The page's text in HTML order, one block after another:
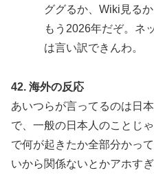
ググるか、Wiki見る
もう2026年だぞ。ネ
は言い訳できんわ。
42. 海外の反応
あいつらが言ってるのは日
で、一般の日本人のことじ
で何が起きたか全部分かっ
いから関係ないとかアホすぎ